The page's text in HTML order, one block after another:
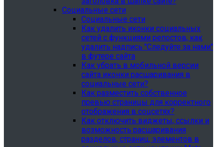
Социальные сети
Социальные сети
Как удалить иконки социальных
сетей с функциями репостов, как
удалить надпись "Следуйте за нами"
в футере сайта
Как убрать в мобильной версии
сайта иконки расшаривания в
социальные сети?
Как разместить собственное
превью страницы для корректного
отображения в соцсетях?
Как отключить виджеты, ссылки и
возможность расшаривания
разделов, страниц, элементов в